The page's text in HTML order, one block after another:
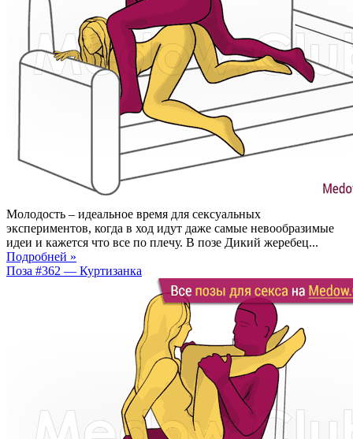
Молодость – идеальное время для сексуальных
экспериментов, когда в ход идут даже самые невообразимые
идеи и кажется что все по плечу. В позе Дикий жеребец...
Подробней »
Поза #362 — Куртизанка